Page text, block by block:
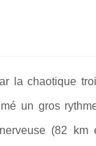
la chaotique
un gros
(82 km